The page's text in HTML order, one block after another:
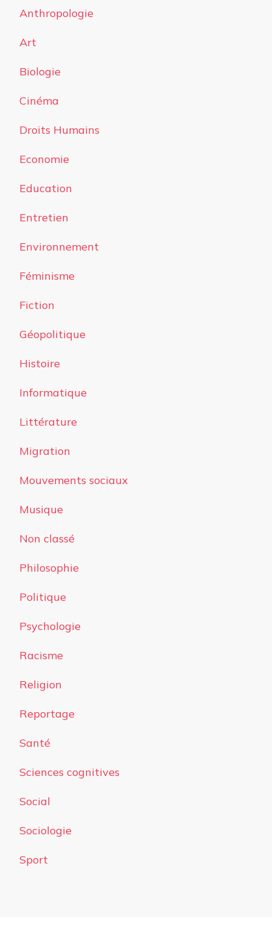
Anthropologie
Art
Biologie
Cinéma
Droits Humains
Economie
Education
Entretien
Environnement
Féminisme
Fiction
Géopolitique
Histoire
Informatique
Littérature
Migration
Mouvements sociaux
Musique
Non classé
Philosophie
Politique
Psychologie
Racisme
Religion
Reportage
Santé
Sciences cognitives
Social
Sociologie
Sport